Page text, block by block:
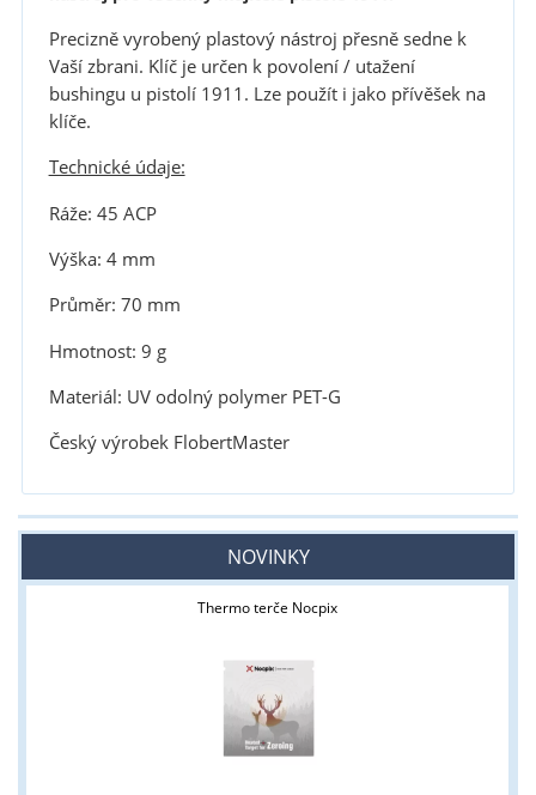
Precizně vyrobený plastový nástroj přesně sedne k
Vaší zbrani. Klíč je určen k povolení / utažení
bushingu u pistolí 1911. Lze použít i jako přívěšek na
klíče.
Technické údaje:
Ráže: 45 ACP
Výška: 4 mm
Průměr: 70 mm
Hmotnost: 9 g
Materiál: UV odolný polymer PET-G
Český výrobek FlobertMaster
NOVINKY
Thermo terče Nocpix